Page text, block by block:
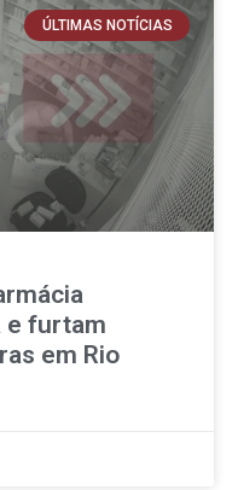
ÚLTIMAS NOTÍCIAS
e furtam
em Rio